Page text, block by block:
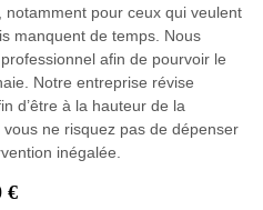
pour ceux qui veulent
manquent de temps. Nous
afin de pourvoir le
Notre entreprise révise
d’être à la hauteur de la
ne risquez pas de dépenser
inégalée.
€